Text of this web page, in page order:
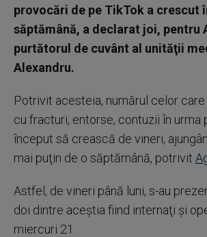
provocări de pe TikTok a crescut
săptămână, a declarat joi, pentru
purtătorul de cuvânt al unităţii
Alexandru.
Potrivit acesteia, numărul celor
cu fracturi, entorse, contuzii în urma
început să crească de vineri,
mai puţin de o săptămână, potrivit
Astfel, de vineri până luni, s-au
doi dintre aceştia fiind internaţi şi
miercuri 21.